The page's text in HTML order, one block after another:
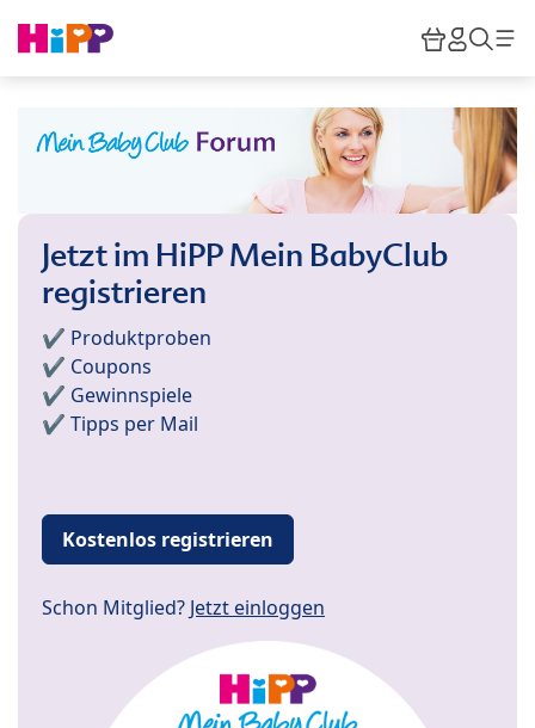
HiPP
Jetzt im HiPP Mein BabyClub
registrieren
✔️ Produktproben
✔️ Coupons
✔️ Gewinnspiele
✔️ Tipps per Mail
Kostenlos registrieren
Schon Mitglied? Jetzt einloggen